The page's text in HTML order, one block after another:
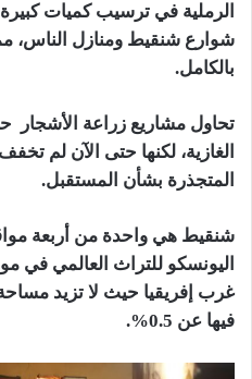
الرملية في ترسيب كميات
شوارع شنقيط ومنازل الناس،
بالكامل.
تحاول مشاريع زراعة الأشجار
الغازية، لكنها حتى الآن لم
المتجذرة بشأن المستقبل.
شنقيط هي واحدة من أربعة
اليونسكو للتراث العالمي في
غرب إفريقيا حيث لا تزيد
فيها عن 0.5%.